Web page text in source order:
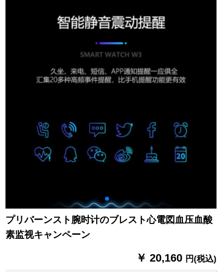
Android男女兼用のス
ストリストリストリ
スト腕时计カースタ
ル皮时计シリカゲル
バード台座金-ストシ
ングル
識別リアール心拍検
プリバーンスト腕时计のブレスト心電図血压血酸
素监视キャンペーン
￥ 20,160 円(税込)